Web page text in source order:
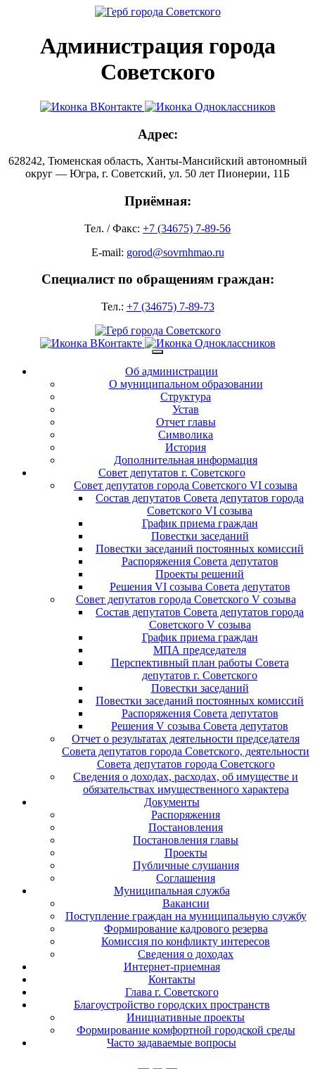
Администрация города
Советского
Адрес:
628242, Тюменская область, Ханты-Мансийский автономный
округ — Югра, г. Советский, ул. 50 лет Пионерии, 11Б
Приёмная:
Тел. / Факс: +7 (34675) 7-89-56
E-mail: gorod@sovrnhmao.ru
Специалист по обращениям граждан:
Тел.: +7 (34675) 7-89-73
Об администрации
О муниципальном образовании
Структура
Устав
Отчет главы
Символика
История
Дополнительная информация
Совет депутатов г. Советского
Совет депутатов города Советского VI созыва
Состав депутатов Совета депутатов города
Советского VI созыва
График приема граждан
Повестки заседаний
Повестки заседаний постоянных комиссий
Распоряжения Совета депутатов
Проекты решений
Решения VI созыва Совета депутатов
Совет депутатов города Советского V созыва
Состав депутатов Совета депутатов города
Советского V созыва
График приема граждан
МПА председателя
Перспективный план работы Совета
депутатов г. Советского
Повестки заседаний
Повестки заседаний постоянных комиссий
Распоряжения Совета депутатов
Решения V созыва Совета депутатов
Отчет о результатах деятельности председателя
Совета депутатов города Советского, деятельности
Совета депутатов города Советского
Сведения о доходах, расходах, об имуществе и
обязательствах имущественного характера
Документы
Распоряжения
Постановления
Постановления главы
Проекты
Публичные слушания
Соглашения
Муниципальная служба
Вакансии
Поступление граждан на муниципальную службу
Формирование кадрового резерва
Комиссия по конфликту интересов
Сведения о доходах
Интернет-приемная
Контакты
Глава г. Советского
Благоустройство городских пространств
Инициативные проекты
Формирование комфортной городской среды
Часто задаваемые вопросы